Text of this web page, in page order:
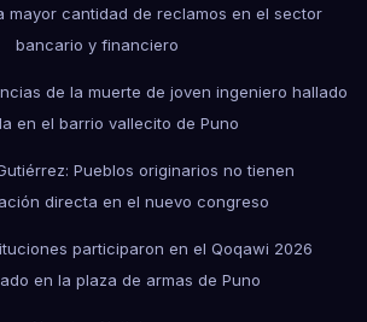
mayor cantidad de reclamos en el sector
bancario y financiero
de la muerte de joven ingeniero hallado
en el barrio vallecito de Puno
Pueblos originarios no tienen
directa en el nuevo congreso
participaron en el Qoqawi 2026
en la plaza de armas de Puno